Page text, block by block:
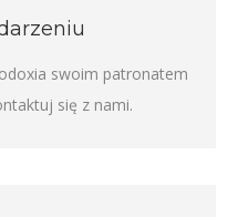
swoim patronatem
się z nami.